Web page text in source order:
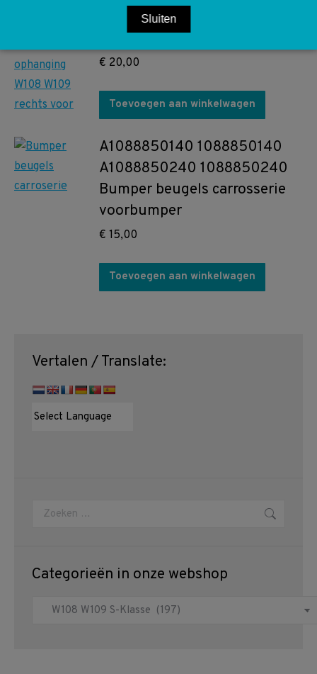
ophanging W108 W109 rechts
voor
€ 20,00
Toevoegen aan winkelwagen
A1088850140 1088850140
A1088850240 1088850240
Bumper beugels carrosserie
voorbumper
€ 15,00
Toevoegen aan winkelwagen
Vertalen / Translate:
Zoeken:
Categorieën in onze webshop
Sluiten